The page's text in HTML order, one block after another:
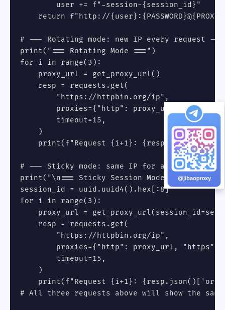
        user += f"-session-{session_id}"
return f"http://
# --- Rotating mode: new IP every request ---
print("=== Rotating Mode ===")
for i in range(3):
    proxy_url = get_proxy_url()
    resp = requests.get(
        "https://httpbin.org/ip",
proxies={"http": proxy_url, "https":
        timeout=15,
    )
print(f"Request {i+1}:
# --- Sticky mode: same IP for all requests
print("\n=== Sticky Session Mode ===")
session_id = uuid.uuid4().hex[:8]
for i in range(3):
proxy_url =
    resp = requests.get(
        "https://httpbin.org/ip",
proxies={"http": proxy_url, "https":
        timeout=15,
    )
print(f"Request {i+1}:
# All three requests above will show the